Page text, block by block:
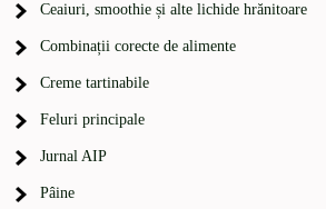
Ceaiuri, smoothie și alte lichide hrănitoare
Combinații corecte de alimente
Creme tartinabile
Feluri principale
Jurnal AIP
Pâine